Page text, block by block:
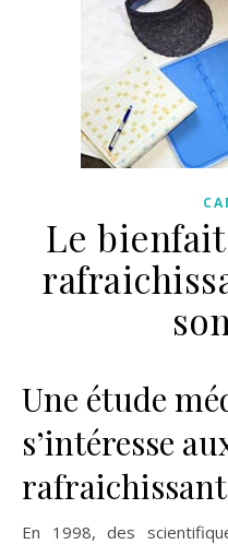
Le
Une étude
s’intéresse
En 1998, des scientifiques américains d’un hôpital du